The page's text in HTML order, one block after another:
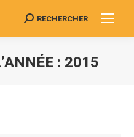
Search:
RECHERCHER
: 2015